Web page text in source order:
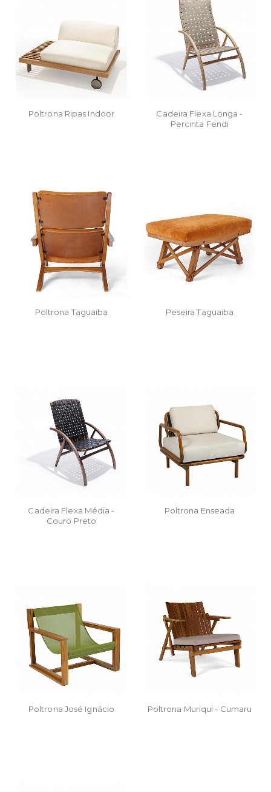
Poltrona Ripas Indoor
Cadeira Flexa Longa -
Percinta Fendi
Poltrona Taguaiba Peseira Taguaiba
Cadeira Flexa Média -
Couro Preto
Poltrona Enseada
Poltrona José Ignácio Poltrona Muriqui - Cumaru